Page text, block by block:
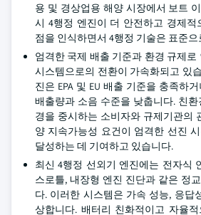
용 및 경상업용 해양 시장에서 보트
시 4행정 엔진이 더 안전하고 경제적
점을 인식하면서 4행정 기술은 표준
엄격한 국제 배출 기준과 환경 규제로
시스템으로의 전환이 가속화되고 있
진은 EPA 및 EU 배출 기준을 충족하
배출량과 소음 수준을 낮춥니다. 친
경을 중시하는 소비자와 규제기관의
양 지속가능성 요건이 엄격한 선진
달성하는 데 기여하고 있습니다.
최신 4행정 선외기 엔진에는 전자식
스로틀, 내장형 엔진 진단과 같은 정
다. 이러한 시스템은 가속 성능, 응답
상합니다. 배터리 친화적이고 자율